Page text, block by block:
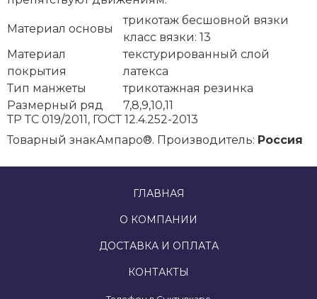
Материал основы
трикотаж бесшовной вязки
класс вязки: 13
Материал
покрытия
текстурированный слой
латекса
Тип манжеты
трикотажная резинка
Размерный ряд
7,8,9,10,11
ТР ТС 019/2011, ГОСТ 12.4.252-2013
Товарный знакАмпаро®. Производитель: Россия
ГЛАВНАЯ
О КОМПАНИИ
ДОСТАВКА И ОПЛАТА
КОНТАКТЫ